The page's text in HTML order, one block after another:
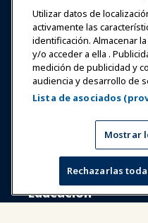
Iniciar
Premios
Noticias y
Educación
Utilizar datos de
activamente las
identificación. Almacenar
y/o acceder a ella .
medición de publicidad y
audiencia y desarrollo de
Lista de asociados
Mostrar
Rechazarlas